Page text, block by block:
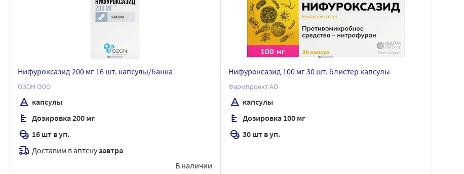
Нифуроксазид 200 мг 16 шт. капсулы/банка
ОЗОН ООО
капсулы
Дозировка 200 мг
16 шт в уп.
Доставим в аптекузавтра
В наличии
Нифуроксазид 100 мг 30 шт. блистер капсулы
Фармпроект АО
капсулы
Дозировка 100 мг
30 шт в уп.